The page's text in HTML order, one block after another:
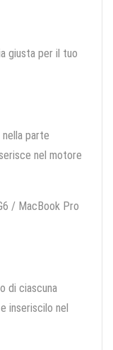
giusta per il tuo
parte
nel motore
/ MacBook Pro
di ciascuna
inseriscilo nel